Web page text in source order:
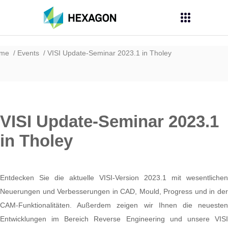
Events VISI Update-Seminar 2023.1 in Tholey
VISI Update-Seminar 2023.1
in Tholey
Entdecken Sie die aktuelle VISI-Version 2023.1 mit wesentlichen
Neuerungen und Verbesserungen in CAD, Mould, Progress und in der
CAM-Funktionalitäten. Außerdem zeigen wir Ihnen die neuesten
Entwicklungen im Bereich Reverse Engineering und unsere VISI